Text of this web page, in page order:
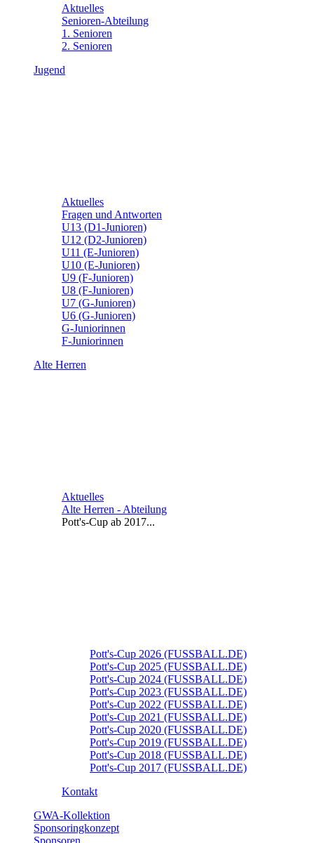
Aktuelles
Senioren-Abteilung
1. Senioren
2. Senioren
Jugend
Aktuelles
Fragen und Antworten
U13 (D1-Junioren)
U12 (D2-Junioren)
U11 (E-Junioren)
U10 (E-Junioren)
U9 (F-Junioren)
U8 (F-Junioren)
U7 (G-Junioren)
U6 (G-Junioren)
G-Juniorinnen
F-Juniorinnen
Alte Herren
Aktuelles
Alte Herren - Abteilung
Pott's-Cup ab 2017...
Pott's-Cup 2026 (FUSSBALL.DE)
Pott's-Cup 2025 (FUSSBALL.DE)
Pott's-Cup 2024 (FUSSBALL.DE)
Pott's-Cup 2023 (FUSSBALL.DE)
Pott's-Cup 2022 (FUSSBALL.DE)
Pott's-Cup 2021 (FUSSBALL.DE)
Pott's-Cup 2020 (FUSSBALL.DE)
Pott's-Cup 2019 (FUSSBALL.DE)
Pott's-Cup 2018 (FUSSBALL.DE)
Pott's-Cup 2017 (FUSSBALL.DE)
Kontakt
GWA-Kollektion
Sponsoringkonzept